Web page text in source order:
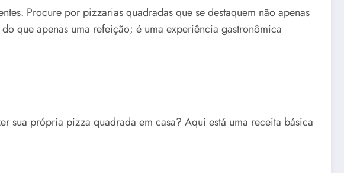
Procure por pizzarias quadradas que se destaquem não apenas
que apenas uma refeição; é uma experiência gastronômica
sua própria pizza quadrada em casa? Aqui está uma receita básica